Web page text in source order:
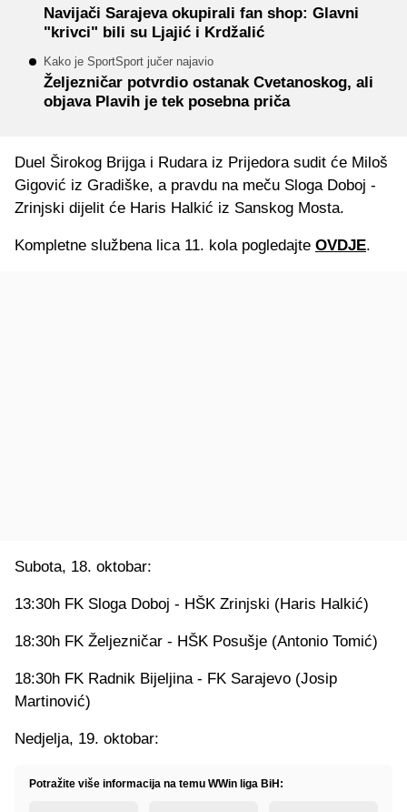
Navijači Sarajeva okupirali fan shop: Glavni
"krivci" bili su Ljajić i Krdžalić
Kako je SportSport jučer najavio
Željezničar potvrdio ostanak Cvetanoskog, ali
objava Plavih je tek posebna priča
Duel Širokog Brijga i Rudara iz Prijedora sudit će Miloš
Gigović iz Gradiške, a pravdu na meču Sloga Doboj -
Zrinjski dijelit će Haris Halkić iz Sanskog Mosta.
Kompletne službena lica 11. kola pogledajte OVDJE.
Subota, 18. oktobar:
13:30h FK Sloga Doboj - HŠK Zrinjski (Haris Halkić)
18:30h FK Željezničar - HŠK Posušje (Antonio Tomić)
18:30h FK Radnik Bijeljina - FK Sarajevo (Josip
Martinović)
Nedjelja, 19. oktobar:
Potražite više informacija na temu WWin liga BiH: